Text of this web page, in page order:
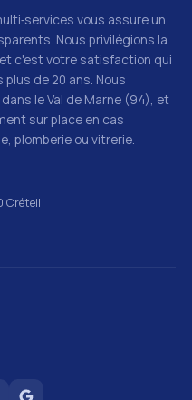
vous assure un
Nous privilégions la
c'est votre satisfaction qui
de 20 ans. Nous
le Val de Marne (94), et
sur place en cas
plomberie ou vitrerie.
Créteil